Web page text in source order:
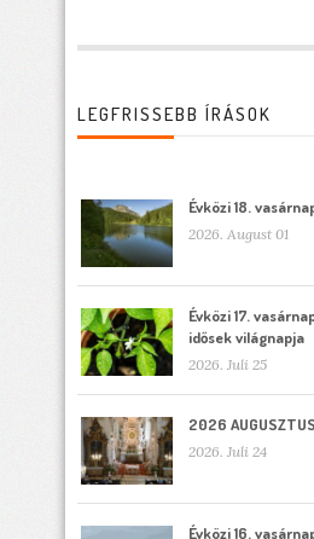
LEGFRISSEBB ÍRÁSOK
Évközi 18.
2026. August 01
Évközi 17.
idősek világnapja
2026. Juli 25
2026
2026. Juli 24
Évközi 16.